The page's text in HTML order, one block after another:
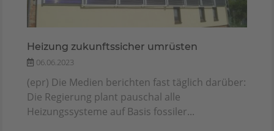
Heizung zukunftssicher umrüsten
06.06.2023
(epr) Die Medien berichten fast täglich darüber:
Die Regierung plant pauschal alle
Heizungssysteme auf Basis fossiler...